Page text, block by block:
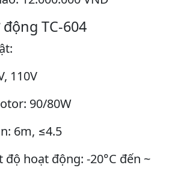
TC-604
110V
90/80W
6m, ≤4.5
độ hoạt động: -20°C đến ~